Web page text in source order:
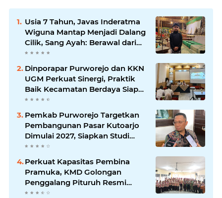
Usia 7 Tahun, Javas Inderatma
Wiguna Mantap Menjadi Dalang
Cilik, Sang Ayah: Berawal dari
Menonton Wayang di YouTube
Dinporapar Purworejo dan KKN
UGM Perkuat Sinergi, Praktik
Baik Kecamatan Berdaya Siap
Direplikasi
Pemkab Purworejo Targetkan
Pembangunan Pasar Kutoarjo
Dimulai 2027, Siapkan Studi
Kelayakan hingga DED
Perkuat Kapasitas Pembina
Pramuka, KMD Golongan
Penggalang Pituruh Resmi
Dimulai